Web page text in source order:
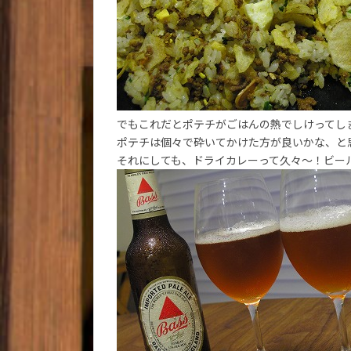
でもこれだとポテチがごはんの熱でしけってし
ポテチは個々で砕いてかけた方が良いかな、
それにしても、ドライカレーって久々～！ビ